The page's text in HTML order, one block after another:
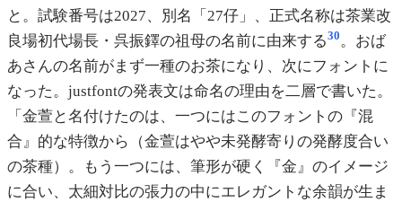
と。試験番号は2027、別名「27仔」、正式名称は茶業改
良場初代場長・呉振鐸の祖母の名前に由来する30 。おば
あさんの名前がまず一種のお茶になり、次にフォントに
なった。justfontの発表文は命名の理由を二層で書いた。
「金萱と名付けたのは、一つにはこのフォントの『混
合』的な特徴から（金萱はやや未発酵寄りの発酵度合い
の茶種）。もう一つには、筆形が硬く『金』のイメージ
に合い、太細対比の張力の中にエレガントな余韻が生ま